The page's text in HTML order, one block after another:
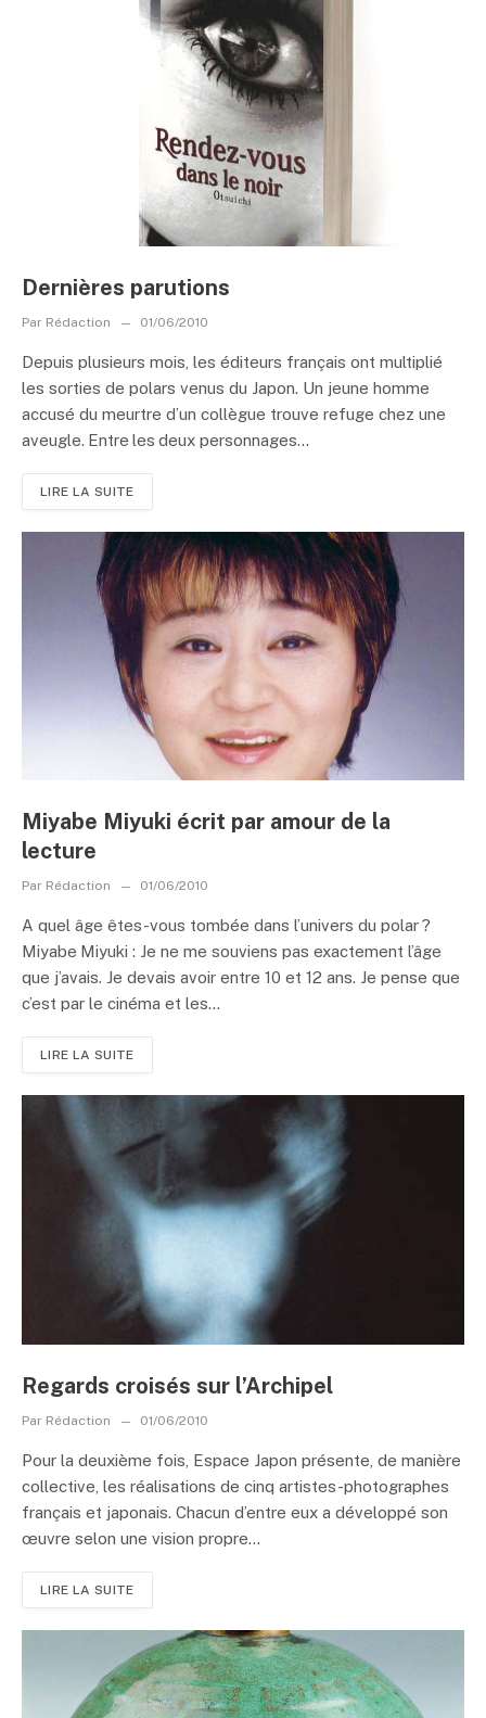
Dernières parutions
Par Rédaction 01/06/2010
Depuis plusieurs mois, les éditeurs français ont multiplié
les sorties de polars venus du Japon. Un jeune homme
accusé du meurtre d’un collègue trouve refuge chez une
aveugle. Entre les deux personnages...
LIRE LA SUITE
Miyabe Miyuki écrit par amour de la
lecture
Par Rédaction 01/06/2010
A quel âge êtes-vous tombée dans l’univers du polar ?
Miyabe Miyuki : Je ne me souviens pas exactement l’âge
que j’avais. Je devais avoir entre 10 et 12 ans. Je pense que
c’est par le cinéma et les...
LIRE LA SUITE
Regards croisés sur l’Archipel
Par Rédaction 01/06/2010
Pour la deuxième fois, Espace Japon présente, de manière
collective, les réalisations de cinq artistes-photographes
français et japonais. Chacun d’entre eux a développé son
œuvre selon une vision propre...
LIRE LA SUITE